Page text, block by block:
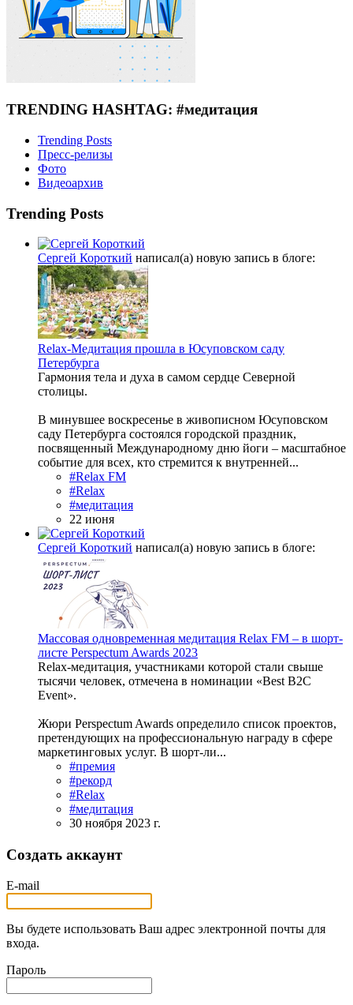
TRENDING HASHTAG: #медитация
Trending Posts
Пресс-релизы
Фото
Видеоархив
Trending Posts
Сергей Короткий написал(а) новую запись в блоге:
Relax-Медитация прошла в Юсуповском саду
Петербурга
Гармония тела и духа в самом сердце Северной
столицы.
В минувшее воскресенье в живописном Юсуповском
саду Петербурга состоялся городской праздник,
посвященный Международному дню йоги – масштабное
событие для всех, кто стремится к внутренней...
#Relax FM
#Relax
#медитация
22 июня
Сергей Короткий написал(а) новую запись в блоге:
Массовая одновременная медитация Relax FM – в шорт-
листе Perspectum Awards 2023
Relax-медитация, участниками которой стали свыше
тысячи человек, отмечена в номинации «Best B2C
Event».
Жюри Perspectum Awards определило список проектов,
претендующих на профессиональную награду в сфере
маркетинговых услуг. В шорт-ли...
#премия
#рекорд
#Relax
#медитация
30 ноября 2023 г.
Создать аккаунт
E-mail
Вы будете использовать Ваш адрес электронной почты для
входа.
Пароль